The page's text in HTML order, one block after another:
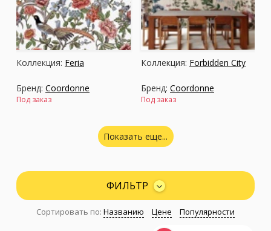
Коллекция: Feria
Бренд: Coordonne
Под заказ
Коллекция: Forbidden City
Бренд: Coordonne
Под заказ
Показать еще...
ФИЛЬТР
Сортировать по: Названию Цене Популярности